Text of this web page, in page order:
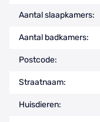
Aantal slaapkamers:
Aantal badkamers:
Postcode:
Straatnaam:
Huisdieren: